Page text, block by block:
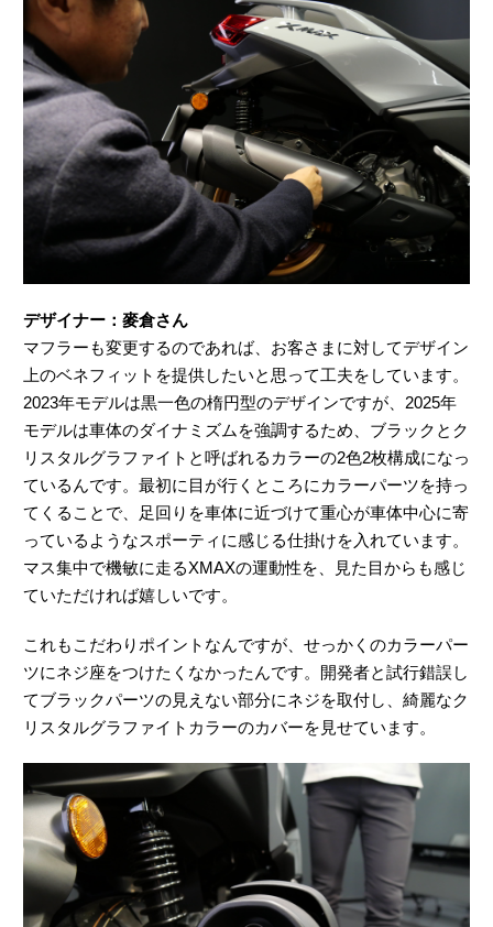
デザイナー：麥倉さん
マフラーも変更するのであれば、お客さまに対してデザイン
上のベネフィットを提供したいと思って工夫をしています。
2023年モデルは黒一色の楕円型のデザインですが、2025年
モデルは車体のダイナミズムを強調するため、ブラックとク
リスタルグラファイトと呼ばれるカラーの2色2枚構成になっ
ているんです。最初に目が行くところにカラーパーツを持っ
てくることで、足回りを車体に近づけて重心が車体中心に寄
っているようなスポーティに感じる仕掛けを入れています。
マス集中で機敏に走るXMAXの運動性を、見た目からも感じ
ていただければ嬉しいです。
これもこだわりポイントなんですが、せっかくのカラーパー
ツにネジ座をつけたくなかったんです。開発者と試行錯誤し
てブラックパーツの見えない部分にネジを取付し、綺麗なク
リスタルグラファイトカラーのカバーを見せています。